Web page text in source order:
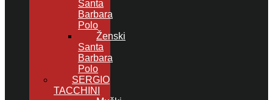
Santa
Barbara
Polo
Ženski
Santa
Barbara
Polo
SERGIO
TACCHINI